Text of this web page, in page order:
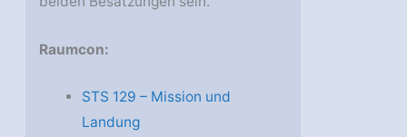
Raumcon:
STS 129 – Mission und
Landung